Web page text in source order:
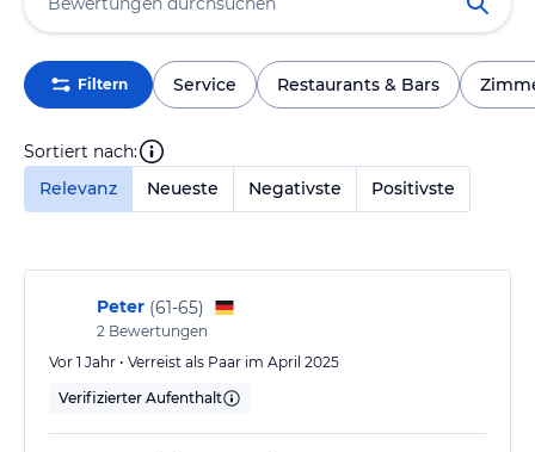
Filtern Service Restaurants & Bars
Sortiert nach:
Relevanz
Neueste Negativste Positivste
Peter (61-65)
2 Bewertungen
Vor 1 Jahr • Verreist als Paar im April 2025
Verifizierter Aufenthalt